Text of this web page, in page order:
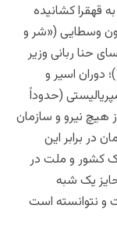
قهقرا کشانیده
وسطایی («شر و
حنا ربانی وزیر
خارجه پاکستان «فرانکنشتاین» بود و هست 1)؛ دوران اسیر و
(حدوداً
هیچ نیرو و سازمان
در برابر این
کشور و ملت در
حایز یک شبه
و نتوانسته است